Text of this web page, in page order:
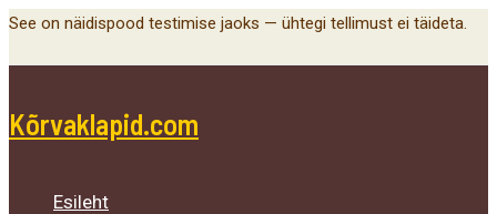
Skip
See on näidispood testimise jaoks — ühtegi tellimust ei täideta.
Kõrvaklapid.com
Esileht
Menu
Toggle
Menu
Toggle
Menu
Toggle
Main
Menu